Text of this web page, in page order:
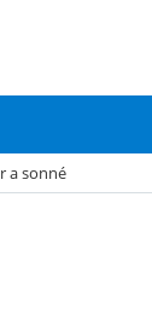
a sonné